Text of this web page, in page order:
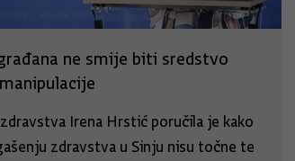
ne smije biti sredstvo
Irena Hrstić poručila je kako
zdravstva u Sinju nisu točne te